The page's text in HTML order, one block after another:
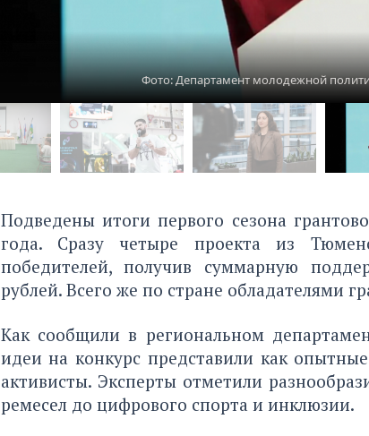
Фото: Департамент молодежной
Подведены итоги первого сезона
года. Сразу четыре проекта из
победителей, получив суммарную
рублей. Всего же по стране обладателями
Как сообщили в региональном
идеи на конкурс представили как
активисты. Эксперты отметили
ремесел до цифрового спорта и инклюзии.